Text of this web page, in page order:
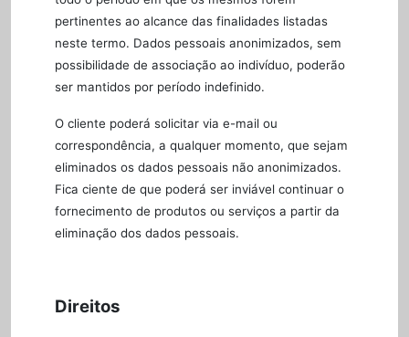
pertinentes ao alcance das finalidades listadas
neste termo. Dados pessoais anonimizados, sem
possibilidade de associação ao indivíduo, poderão
ser mantidos por período indefinido.
O cliente poderá solicitar via e-mail ou
correspondência, a qualquer momento, que sejam
eliminados os dados pessoais não anonimizados.
Fica ciente de que poderá ser inviável continuar o
fornecimento de produtos ou serviços a partir da
eliminação dos dados pessoais.
Direitos